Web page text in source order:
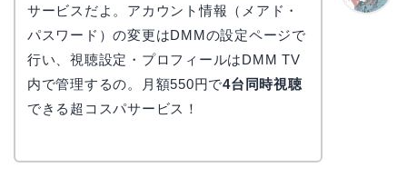
サービスだよ。アカウント情報（メアド・
パスワード）の変更はDMMの設定ページで
行い、視聴設定・プロフィールはDMM TV
内で管理するの。月額550円で4台同時視聴
できる超コスパサービス！